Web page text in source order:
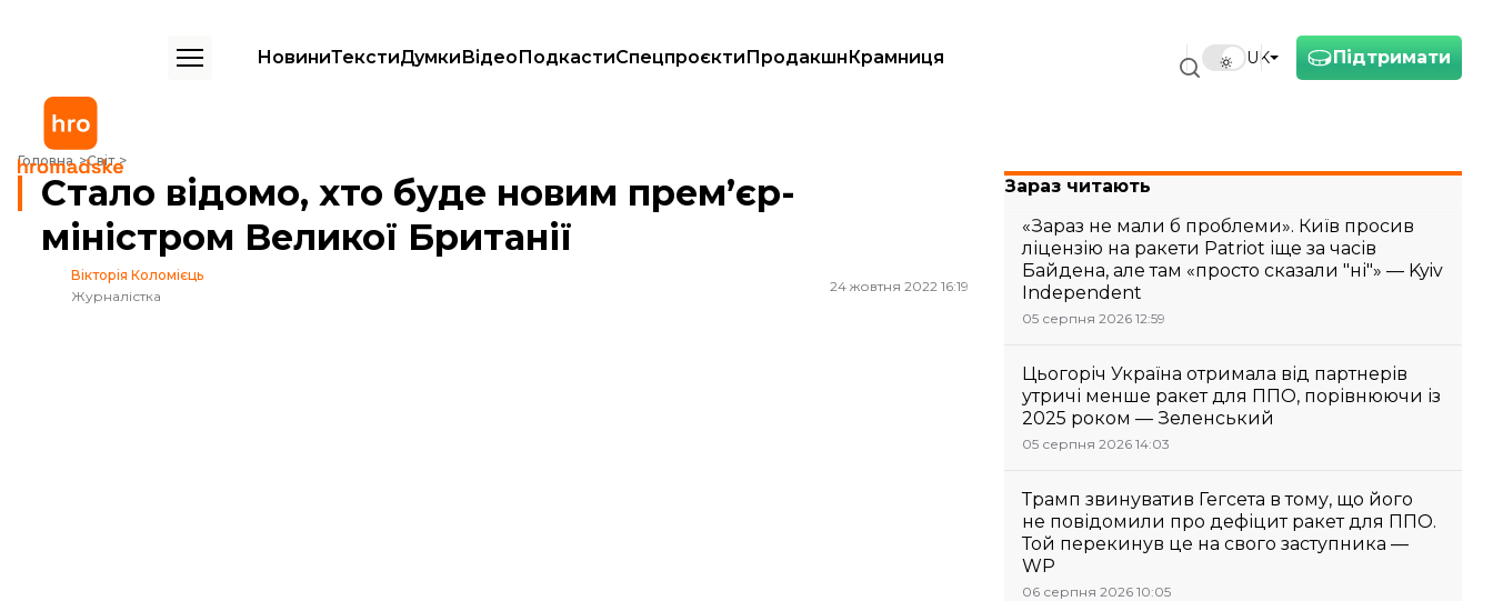
Підтримати
UK
НовиниТекстиДумкиВідеоПодкастиСпецпроєктиПродакшнКрамниця
Головна Світ
Стало відомо, хто буде новим прем’єр-міністром Великої Британії
Стало відомо, хто буде новим прем’єр-
міністром Великої Британії
Вікторія Коломієць
Журналістка
24 жовтня 2022 16:19
Зараз читають
«Зараз не мали б проблеми». Київ просив
ліцензію на ракети Patriot іще за часів
Байдена, але там «просто сказали "ні"» — Kyiv
Independent
05 серпня 2026 12:59
Цьогоріч Україна отримала від партнерів
утричі менше ракет для ППО, порівнюючи із
2025 роком — Зеленський
05 серпня 2026 14:03
Трамп звинуватив Гегсета в тому, що його
не повідомили про дефіцит ракет для ППО.
Той перекинув це на свого заступника —
WP
06 серпня 2026 10:05